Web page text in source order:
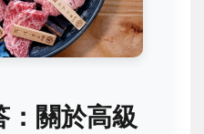
：關於高級